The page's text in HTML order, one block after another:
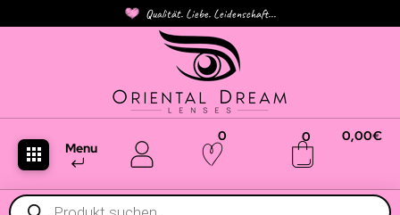
Qualität. Liebe. Leidenschaft...
Menu
0 0 0,00€
Products